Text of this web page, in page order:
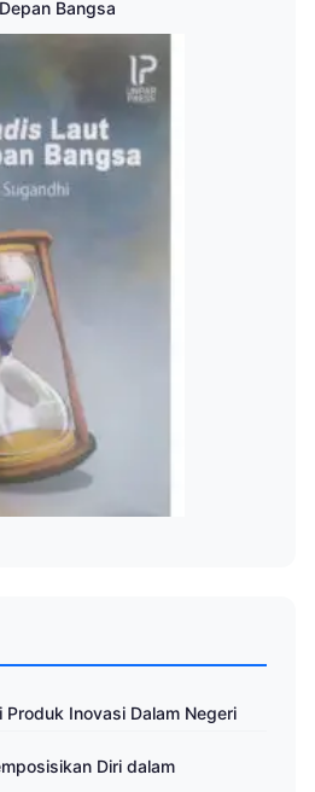
Bangsa
Produk Inovasi Dalam Negeri
Diri dalam